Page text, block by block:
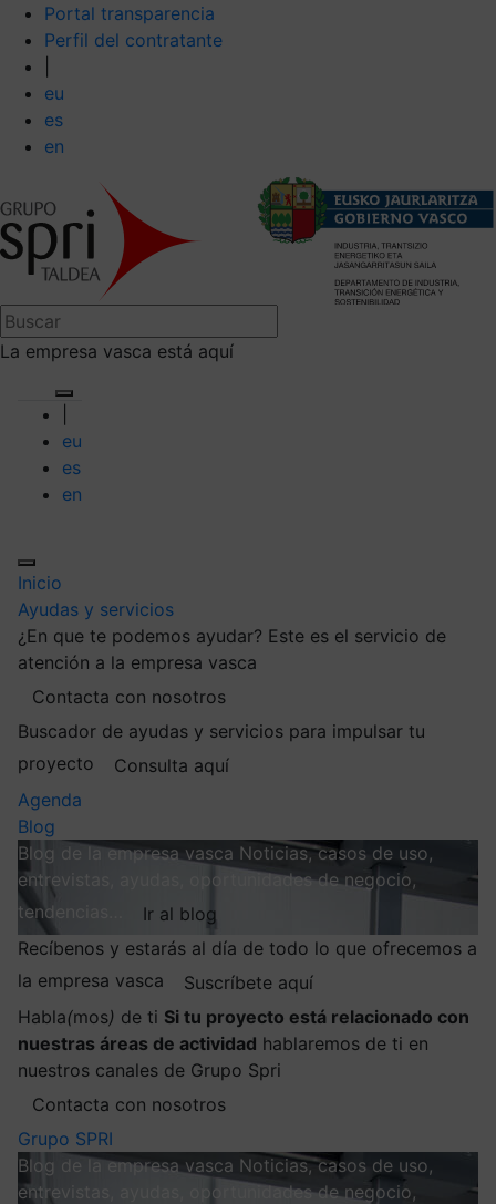
Portal transparencia
Perfil del contratante
eu
es
en
La empresa vasca está aquí
eu
es
en
Inicio
Ayudas y servicios
¿En que te podemos ayudar? Este es el servicio de
atención a la empresa vasca
Contacta con nosotros
Buscador de ayudas y servicios para impulsar tu
proyecto
Consulta aquí
Agenda
Blog
Blog de la empresa vasca Noticias, casos de uso,
entrevistas, ayudas, oportunidades de negocio,
tendencias…
Ir al blog
Recíbenos y estarás al día de todo lo que ofrecemos a
la empresa vasca
Suscríbete aquí
Habla(mos) de ti Si tu proyecto está relacionado con
nuestras áreas de actividad hablaremos de ti en
nuestros canales de Grupo Spri
Contacta con nosotros
Grupo SPRI
Blog de la empresa vasca Noticias, casos de uso,
entrevistas, ayudas, oportunidades de negocio,